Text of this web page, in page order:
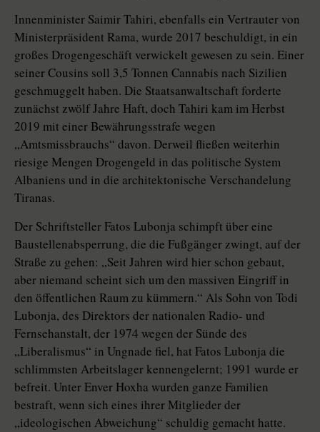
Innenminister Saimir Tahiri, ebenfalls ein Vertrauter von
Ministerpräsident Rama, wurde 2017 beschuldigt, in ein
großes Drogengeschäft verwickelt gewesen zu sein. Einer
seiner Cousins soll 3,5 Tonnen Cannabis nach Sizi­lien
geschmuggelt haben. Die Staatsanwaltschaft forderte
zunächst zwölf Jahre Haft, doch Tahiri kam im Herbst
2019 mit einer Bewährungsstrafe wegen
„Amtsmissbrauchs“ davon. Derweil fließen weiterhin
riesige Mengen Drogengeld in das politische System
Albaniens und in die architektonische Verschandelung
Tiranas.
Der Schriftsteller Fatos Lubonja schimpft über eine
Baustellenabsperrung, die die Fußgänger zwingt, auf der
Straße zu gehen: „Seit Jahren wird hier schon gebaut,
aber niemand scheint sich um den massiven Eingriff in
den öffentlichen Raum zu kümmern.“ Als Sohn von Todi
Lubonja, des Direktors der nationalen Radio- und
Fernsehanstalt, der 1974 wegen der Sünde des
„Liberalismus“ in Ungnade fiel, hat Fatos Lubonja die
schlimmsten Arbeitslager kennengelernt; 1991 wurde er
befreit. Unter Enver Hoxha wurden ganze Familien
bestraft, wenn sich eines ihrer Mitglieder der
„ideologischen Abweichung“ schuldig gemacht hatte.